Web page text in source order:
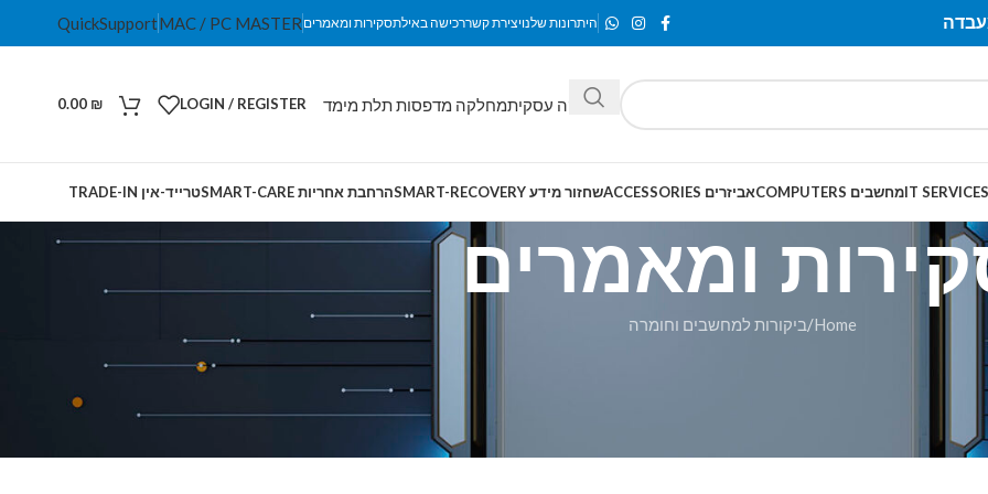
היתרונות שלנויצירת קשררכישה באילתסקירות ומאמרים MAC / PC MASTER
QuickSupport
מחלקה עסקיתמחלקה מדפסות תלת מימד LOGIN / REGISTER
0.00 ₪
מחשבים COMPUTERS אביזרים ACCESSORIES שחזור מידע SMART-RECOVERY הרחבת אחריות SMART-CARE טרייד-אין TRADE-IN
ומאמרים
Home ביקורות למחשבים וחומרה